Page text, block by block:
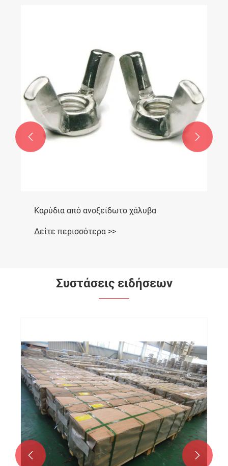
Καρύδια από ανοξείδωτο χάλυβα
Δείτε περισσότερα >>
 
Συστάσεις ειδήσεων
 